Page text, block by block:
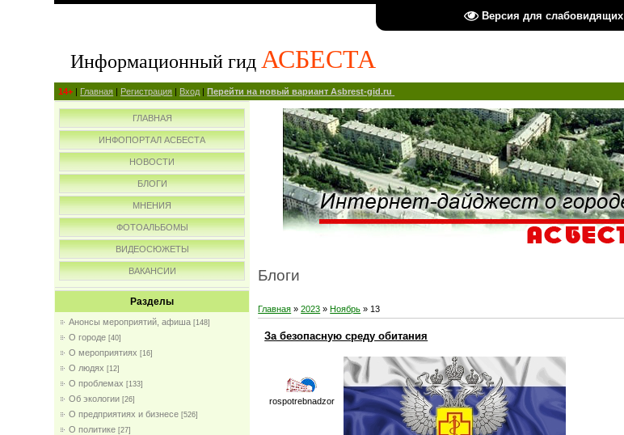
Версия для слабовидящих
Информационный гид АСБЕСТА
14+ | Главная | Регистрация | Вход |Перейти на новый вариант Asbrest-gid.ru
ГЛАВНАЯ
ИНФОПОРТАЛ АСБЕСТА
НОВОСТИ
БЛОГИ
МНЕНИЯ
ФОТОАЛЬБОМЫ
ВИДЕОСЮЖЕТЫ
ВАКАНСИИ
Разделы
Анонсы мероприятий, афиша [148]
О городе [40]
О мероприятиях [16]
О людях [12]
О проблемах [133]
Об экологии [26]
О предприятиях и бизнесе [526]
О политике [27]
Блоги
Главная »2023 » Ноябрь » 13
За безопасную среду обитания
rospotrebnadzor